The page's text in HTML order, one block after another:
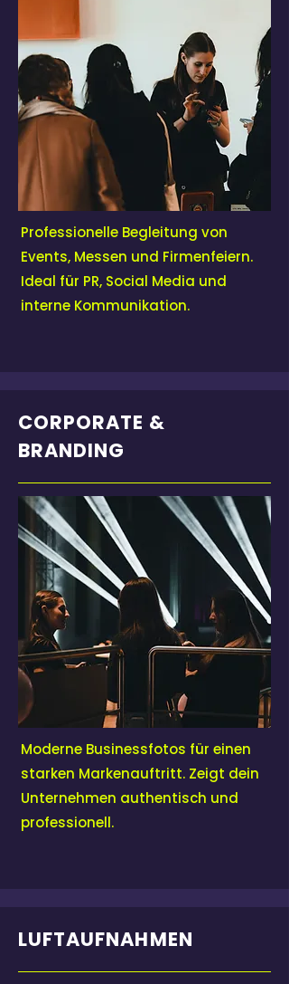
Professionelle Begleitung von
Events, Messen und Firmenfeiern.
Ideal für PR, Social Media und
interne Kommunikation.
CORPORATE &
BRANDING
Moderne Businessfotos für einen
starken Markenauftritt. Zeigt dein
Unternehmen authentisch und
professionell.
LUFTAUFNAHMEN